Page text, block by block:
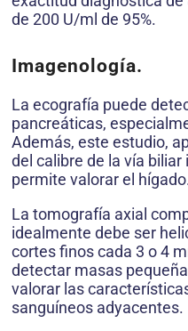
de 200 U/ml de 95%.
Imagenología.
La ecografía puede
pancreáticas,
Además, este estudio,
del calibre de la vía
permite valorar el
La tomografía axial
idealmente debe ser
cortes finos cada 3 o 4
detectar masas
valorar las
sanguíneos adyacentes.